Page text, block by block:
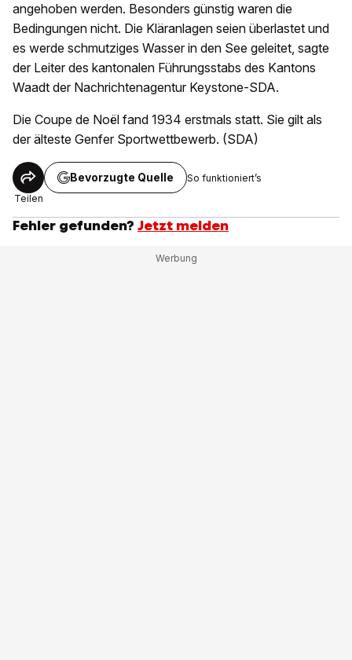
angehoben werden. Besonders günstig waren die
Bedingungen nicht. Die Kläranlagen seien überlastet und
es werde schmutziges Wasser in den See geleitet, sagte
der Leiter des kantonalen Führungsstabs des Kantons
Waadt der Nachrichtenagentur Keystone-SDA.
Die Coupe de Noël fand 1934 erstmals statt. Sie gilt als
der älteste Genfer Sportwettbewerb. (SDA)
Teilen
Bevorzugte Quelle So funktioniert’s
Fehler gefunden? Jetzt melden